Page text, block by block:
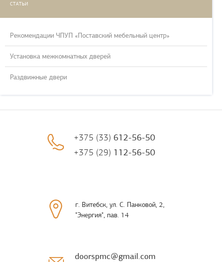
СТАТЬИ
Рекомендации ЧПУП «Поставский мебельный центр»
Установка межкомнатных дверей
Раздвижные двери
+375 (33) 612-56-50
+375 (29) 112-56-50
г. Витебск, ул. С. Панковой, 2,
"Энергия", пав. 14
doorspmc@gmail.com